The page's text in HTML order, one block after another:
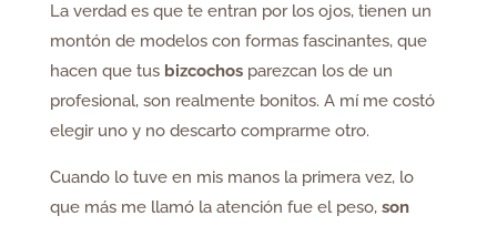
La verdad es que te entran por los ojos, tienen un
montón de modelos con formas fascinantes, que
hacen que tus bizcochosparezcan los de un
profesional, son realmente bonitos. A mí me costó
elegir uno y no descarto comprarme otro.
Cuando lo tuve en mis manos la primera vez, lo
que más me llamó la atención fue el peso,son